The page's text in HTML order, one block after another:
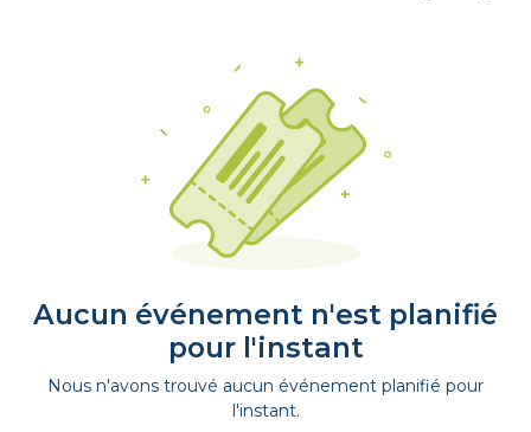
Aucun événement n'est planifié
pour l'instant
Nous n'avons trouvé aucun événement planifié pour
l'instant.